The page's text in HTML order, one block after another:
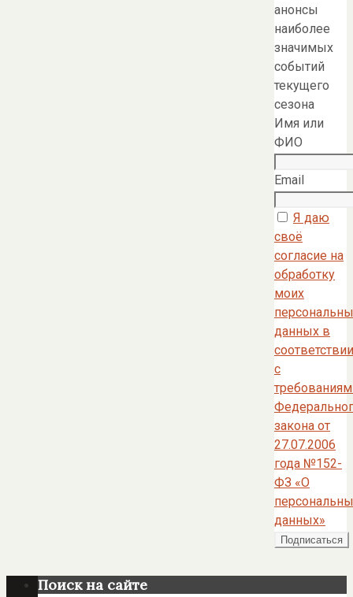
анонсы
наиболее
значимых
событий
текущего
сезона
Имя или
ФИО
Email
Я даю
своё
согласие на
обработку
моих
данных в
соответствии
с
закона от
27.07.2006
года №152-
ФЗ «О
данных»
Поиск на сайте